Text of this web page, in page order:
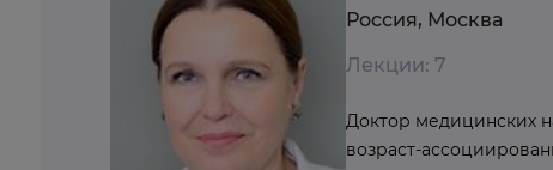
Россия, Москва
Лекции: 7
Доктор медицинских
возраст-